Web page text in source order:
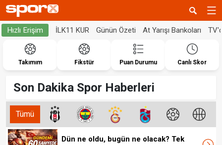
Hızlı Erişim İLK11 KUR Günün Özeti At Yarışı Bankoları
Takımım Fikstür Puan Durumu Canlı Skor
Son Dakika Spor Haberleri
Tümü
Dün ne oldu, bugün ne olacak? Tek